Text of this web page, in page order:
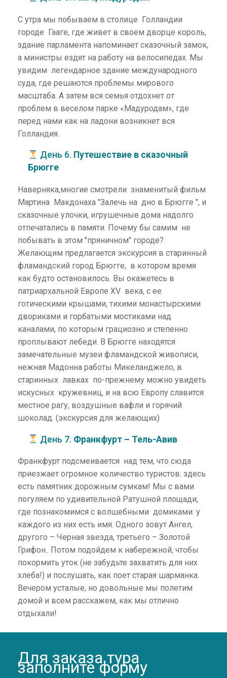
С утра мы побываем в столице Голландии
городе Гааге, где живет в своем дворце король,
здание парламента напоминает сказочный замок,
а министры ездят на работу на велосипедах. Мы
увидим легендарное здание международного
суда, где решаются проблемы мирового
масштаба. А затем вся семья отдохнет от
проблем в веселом парке «Мадуродам», где
перед нами как на ладони возникнет вся
Голландия.
День 6. Путешествие в сказочный
Брюгге
Наверняка,многие смотрели знаменитый фильм
Мартина Макдонаха "Залечь на дно в Брюгге ", и
сказочные улочки, игрушечные дома надолго
отпечатались в памяти. Почему бы самим не
побывать в этом "пряничном" городе?
Желающим предлагается экскурсия в старинный
фламандский город Брюгге, в котором время
как будто остановилось. Вы окажетесь в
патриархальной Европе XV века, с ее
готическими крышами, тихими монастырскими
двориками и горбатыми мостиками над
каналами, по которым грациозно и степенно
проплывают лебеди. В Брюгге находятся
замечательные музеи фламандской живописи,
нежная Мадонна работы Микеланджело, в
старинных лавках по-прежнему можно увидеть
искусных кружевниц, и на всю Европу славится
местное рагу, воздушные вафли и горячий
шоколад. (экскурсия для желающих)
День 7. Франкфурт – Тель-Авив
Франкфурт подсмеивается над тем, что сюда
приезжает огромное количество туристов: здесь
есть памятник дорожным сумкам! Мы с вами
погуляем по удивительной Ратушной площади,
где познакомимся с волшебными домиками: у
каждого из них есть имя. Одного зовут Ангел,
другого – Черная звезда, третьего – Золотой
Грифон.. Потом подойдем к набережной, чтобы
покормить уток (не забудьте захватить для них
хлеба!) и послушать, как поет старая шарманка.
Вечером усталые, но довольные мы полетим
домой и всем расскажем, как мы отлично
отдыхали!
Для заказа тура
заполните форму